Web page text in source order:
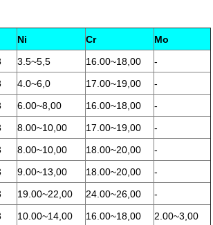
Ni Cr
Mo
3.5~5,5 16.00~18,00
-
4.0~6,0 17.00~19,00
-
6.00~8,00 16.00~18,00
-
8.00~10,00 17.00~19,00
-
8.00~10,00 18.00~20,00
-
9.00~13,00 18.00~20,00
-
19.00~22,00 24.00~26,00
-
10.00~14,00 16.00~18,00 2.00~3,00